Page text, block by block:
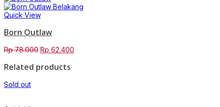
Rp 42.000.Rp 33.600.
Quick View
Born Outlaw
Rp78.000 Original
was:
Rp 62.400
Related products
Sold out